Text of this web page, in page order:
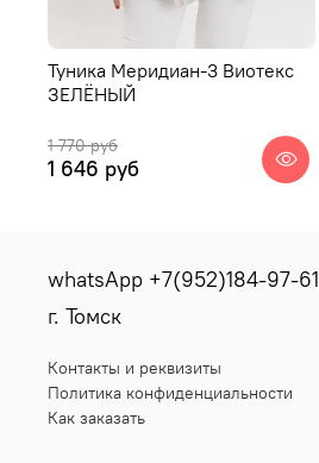
Туника Меридиан-3 Виотекс
ЗЕЛЁНЫЙ
1 770 руб
1 646 руб
whatsApp +7(952)184-97-61
г. Томск
Контакты и реквизиты
Политика конфиденциальности
Как заказать